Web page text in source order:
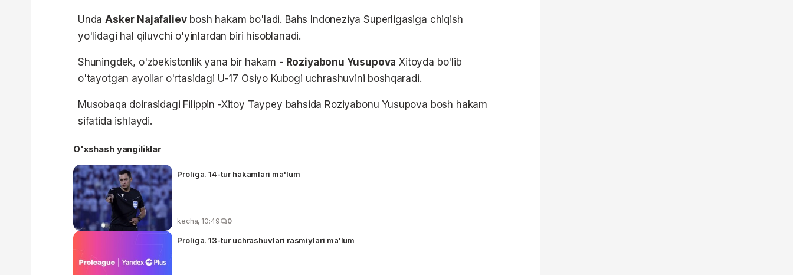
UndaAsker Najafalievbosh hakam bo'ladi. Bahs Indoneziya Superligasiga chiqish
yo'lidagi hal qiluvchi o'yinlardan biri hisoblanadi.
Shuningdek, o'zbekistonlik yana bir hakam - Roziyabonu Yusupova Xitoyda bo'lib
o'tayotgan ayollar o'rtasidagi U-17 Osiyo Kubogi uchrashuvini boshqaradi.
Musobaqa doirasidagi Filippin -Xitoy Taypey bahsida Roziyabonu Yusupova bosh hakam
sifatida ishlaydi.
O'xshash yangiliklar
Proliga. 14-tur hakamlari ma'lum
kecha, 10:49 0
Proliga. 13-tur uchrashuvlari rasmiylari ma'lum